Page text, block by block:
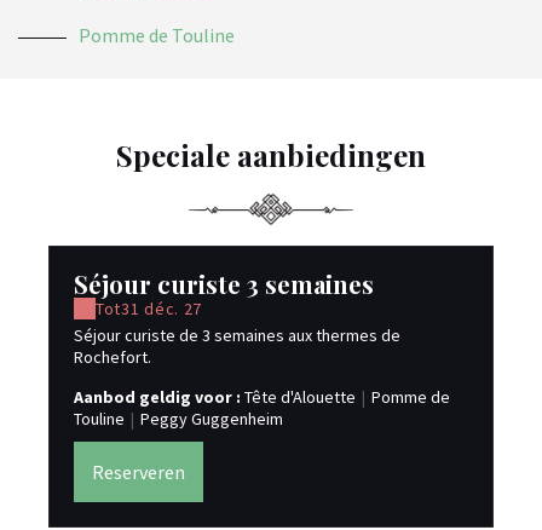
Pomme de Touline
Speciale aanbiedingen
Séjour curiste 3 semaines
Tot31 déc. 27
Séjour curiste de 3 semaines aux thermes de
Rochefort.
Aanbod geldig voor : Tête d'Alouette | Pomme de
Touline | Peggy Guggenheim
Reserveren